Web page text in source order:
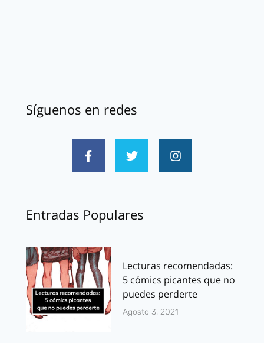
Síguenos en redes
Entradas Populares
Lecturas recomendadas:
5 cómics picantes que no
puedes perderte
Agosto 3, 2021